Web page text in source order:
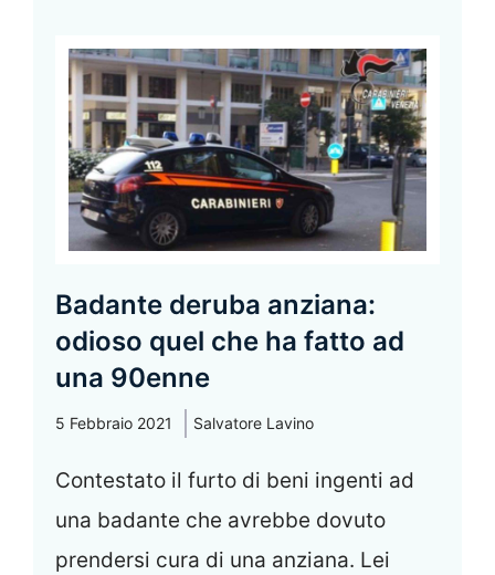
Badante deruba anziana:
odioso quel che ha fatto ad
una 90enne
5 Febbraio 2021 Salvatore Lavino
Contestato il furto di beni ingenti ad
una badante che avrebbe dovuto
prendersi cura di una anziana. Lei